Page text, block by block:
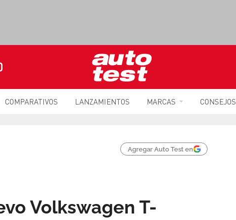
COMPARATIVOS LANZAMIENTOS MARCAS CONSEJOS
Agregar Auto Test en
Volkswagen T-